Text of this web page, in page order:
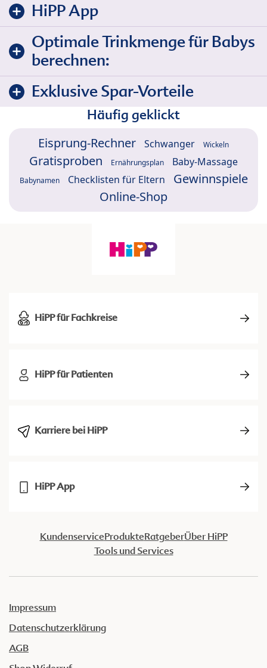
HiPP App
Optimale Trinkmenge für Babys
berechnen:
Exklusive Spar-Vorteile
Häufig geklickt
Eisprung-Rechner Schwanger Wickeln
Gratisproben Ernährungsplan Baby-Massage
Babynamen Checklisten für Eltern
Gewinnspiele
Online-Shop
HiPP für Fachkreise
HiPP für Patienten
Karriere bei HiPP
HiPP App
KundenserviceProdukteRatgeberÜber HiPP
Tools und Services
Impressum
Datenschutzerklärung
AGB